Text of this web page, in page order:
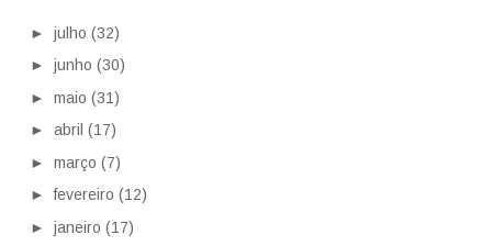
► julho (32)
► junho (30)
► maio (31)
► abril (17)
► março (7)
►fevereiro (12)
► janeiro (17)